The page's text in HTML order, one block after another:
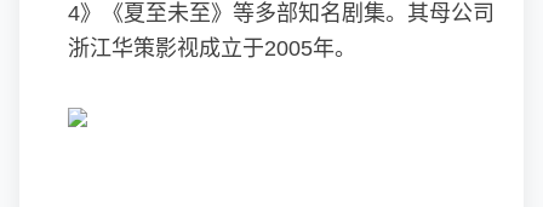
4》《夏至未至》等多部知名剧集。其母公司
浙江华策影视成立于2005年。